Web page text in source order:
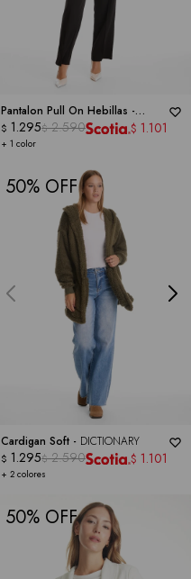
Pantalon Pull On Hebillas -
DICTIONARY
+ 1 color
$ 1.295$ 2.590 $ 1.101
50
Cardigan Soft - DICTIONARY
+ 2 colores
$ 1.295$ 2.590 $ 1.101
50